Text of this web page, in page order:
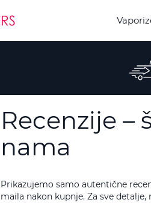
Recenzije –
nama
Prikazujemo samo autentične
maila nakon kupnje. Za sve